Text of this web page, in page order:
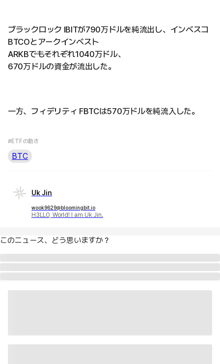
ブラックロック IBITが790万ドルを純流出し、インベスコ
BTCOとアークインベスト
ARKBでもそれぞれ1040万ドル、
670万ドルの資金が流出した。
一方、フィデリティ FBTCは570万ドルを純流入した。
#ETFの動き
BTC
Uk Jin
wook9629@bloomingbit.io
H3LLO, World! I am Uk Jin.
このニュース、どう思いますか？